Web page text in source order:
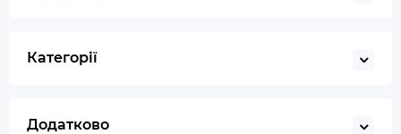
Категорії
Додатково